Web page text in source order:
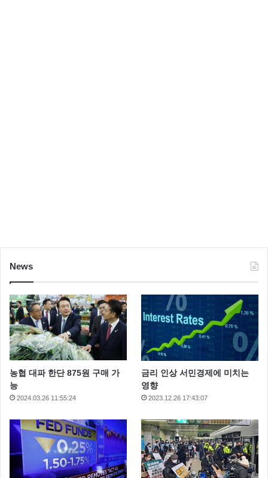
News
농협 대파 한단 875원 구매 가
능
2024.03.26 11:55:24
금리 인상 서민경제에 미치는
영향
2023.12.26 17:43:07